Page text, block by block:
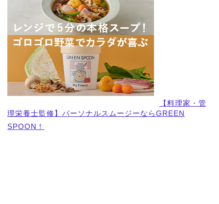
【料理家・管
理栄養士監修】パーソナルスムージーならGREEN
SPOON！